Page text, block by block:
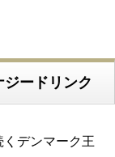
ードリンク
デンマーク王